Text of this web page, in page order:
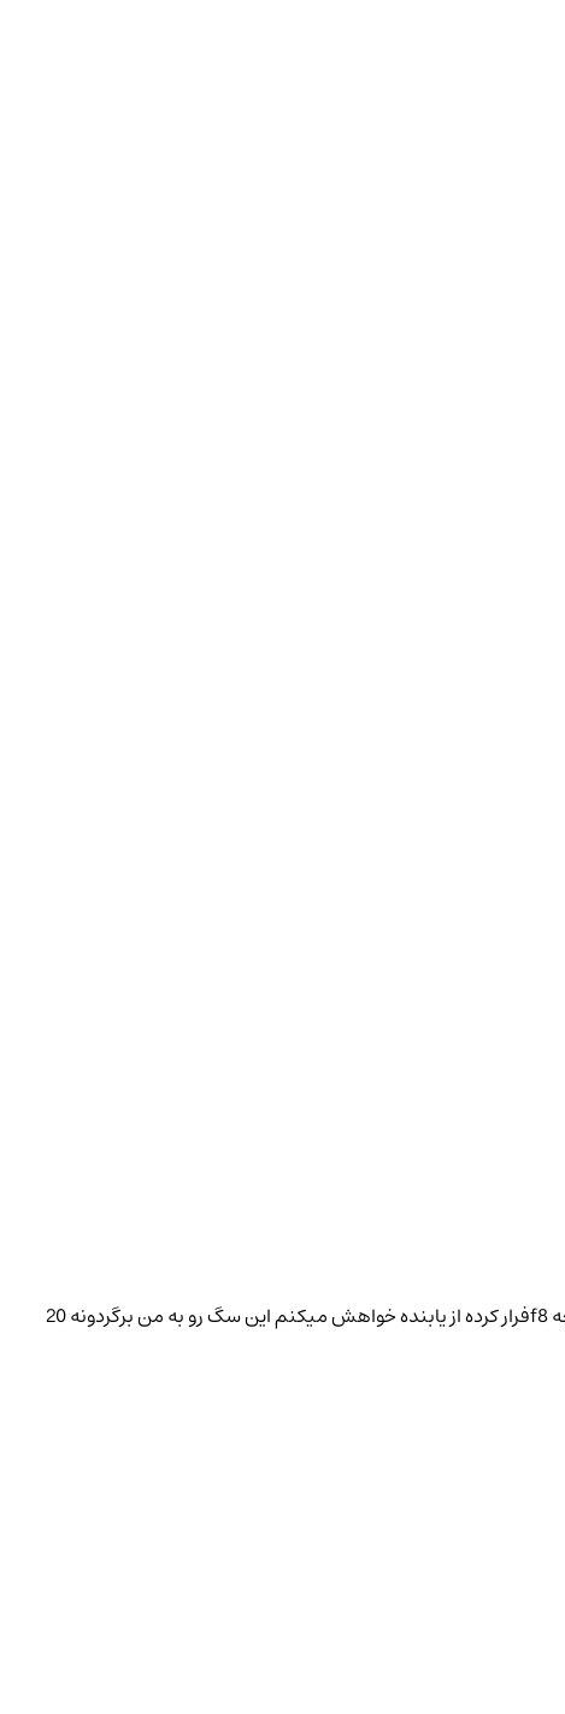
یک عدد سگ پامرین قهوه ای صورت روباهی نر در تاریخ 1405/02/10 روز جمعه ساعت18:00 از درب باغ در جاده داریون باغ های خالد اباد کوچه f8فرار کرده از یابنده خواهش میکنم این سگ رو به من برگردونه 20